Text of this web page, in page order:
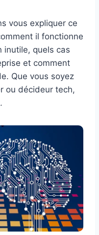
vous expliquer ce
il fonctionne
inutile, quels cas
et comment
Que vous soyez
ou décideur tech,